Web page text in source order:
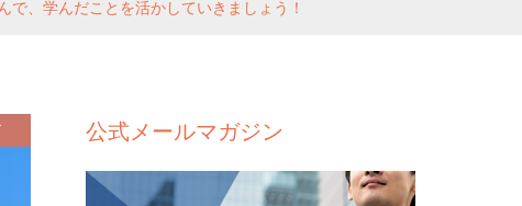
、学んだことを活かしていきましょう！
公式メールマガジン